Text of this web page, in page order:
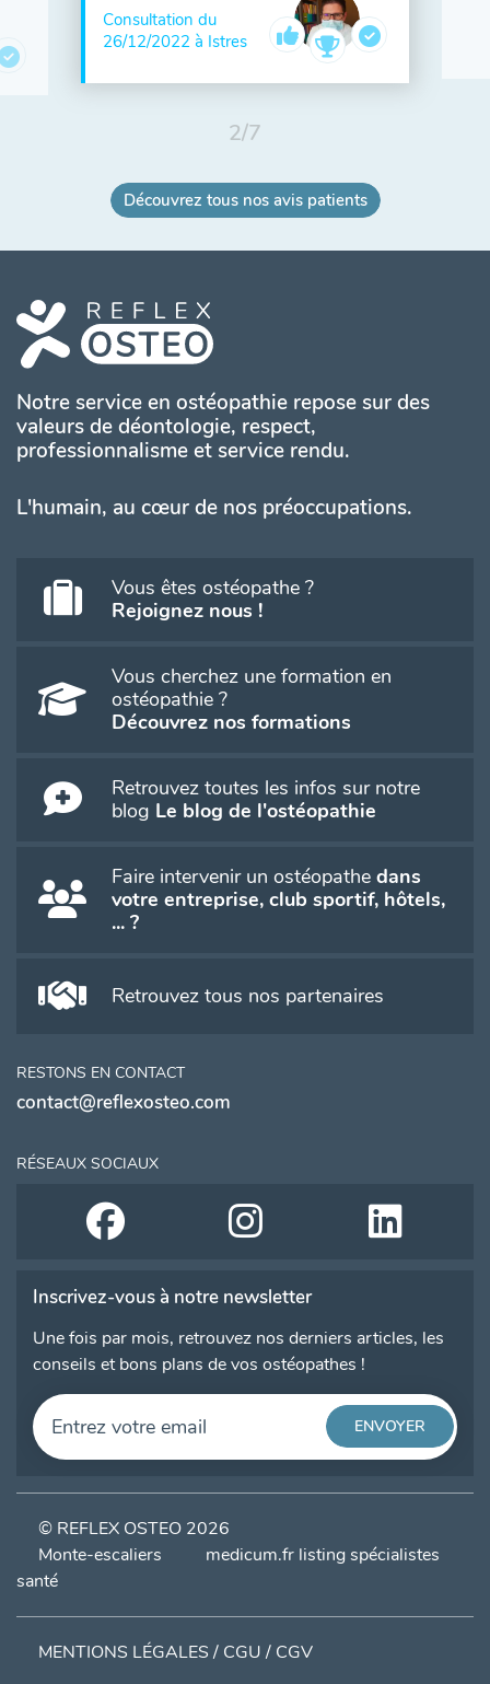
Consultation du
26/12/2022 à Istres
2/7
Découvrez tous nos avis patients
Notre service en ostéopathie repose sur des
valeurs de déontologie, respect,
professionnalisme et service rendu.
L'humain, au cœur de nos préoccupations.
Vous êtes ostéopathe ?
Rejoignez nous !
Vous cherchez une formation en
ostéopathie ?
Découvrez nos formations
Retrouvez toutes les infos sur notre
blog Le blog de l'ostéopathie
Faire intervenir un ostéopathe dans
votre entreprise, club sportif, hôtels,
... ?
Retrouvez tous nos partenaires
RESTONS EN CONTACT
contact@reflexosteo.com
RÉSEAUX SOCIAUX
Inscrivez-vous à notre newsletter
Une fois par mois, retrouvez nos derniers articles, les
conseils et bons plans de vos ostéopathes !
© REFLEX OSTEO 2026
Monte-escaliers
medicum.fr listing spécialistes
santé
MENTIONS LÉGALES / CGU / CGV